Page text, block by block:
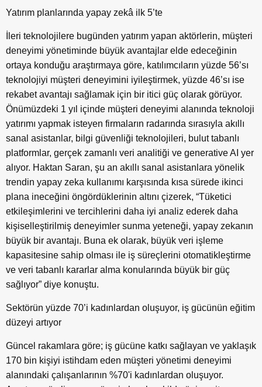
Yatırım planlarında yapay zekâ ilk 5’te
İleri teknolojilere bugünden yatırım yapan aktörlerin, müşteri
deneyimi yönetiminde büyük avantajlar elde edeceğinin
ortaya konduğu araştırmaya göre, katılımcıların yüzde 56’sı
teknolojiyi müşteri deneyimini iyileştirmek, yüzde 46’sı ise
rekabet avantajı sağlamak için bir itici güç olarak görüyor.
Önümüzdeki 1 yıl içinde müşteri deneyimi alanında teknoloji
yatırımı yapmak isteyen firmaların radarında sırasıyla akıllı
sanal asistanlar, bilgi güvenliği teknolojileri, bulut tabanlı
platformlar, gerçek zamanlı veri analitiği ve generative AI yer
alıyor. Haktan Saran, şu an akıllı sanal asistanlara yönelik
trendin yapay zeka kullanımı karşısında kısa sürede ikinci
plana ineceğini öngördüklerinin altını çizerek, “Tüketici
etkileşimlerini ve tercihlerini daha iyi analiz ederek daha
kişiselleştirilmiş deneyimler sunma yeteneği, yapay zekanın
büyük bir avantajı. Buna ek olarak, büyük veri işleme
kapasitesine sahip olması ile iş süreçlerini otomatikleştirme
ve veri tabanlı kararlar alma konularında büyük bir güç
sağlıyor” diye konuştu.
Sektörün yüzde 70’i kadınlardan oluşuyor, iş gücünün eğitim
düzeyi artıyor
Güncel rakamlara göre; iş gücüne katkı sağlayan ve yaklaşık
170 bin kişiyi istihdam eden müşteri yönetimi deneyimi
alanındaki çalışanlarının %70'i kadınlardan oluşuyor.